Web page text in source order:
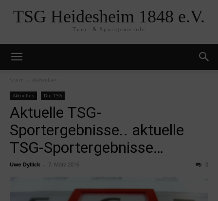
TSG Heidesheim 1848 e.V.
Turn- & Sportgemeinde
Aktuelles Die TSG
Aktuelle TSG-
Sportergebnisse.. aktuelle
TSG-Sportergebnisse…
Uwe Dyllick - 7. März 2016 0